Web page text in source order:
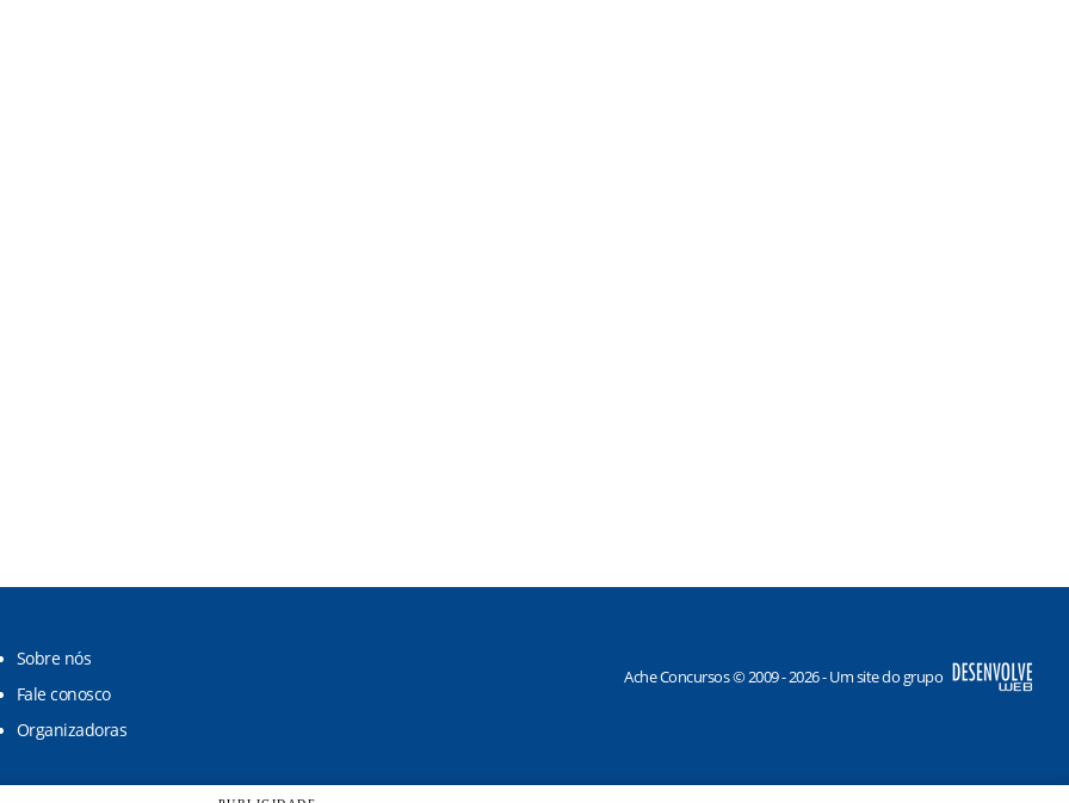
Sobre nós
Fale conosco
Organizadoras
Ache Concursos © 2009 - 2026 - Um site do grupo